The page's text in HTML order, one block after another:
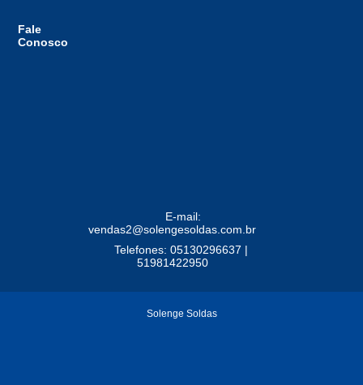
Fale
Conosco
E-mail:
vendas2@solengesoldas.com.br
Telefones: 05130296637 |
51981422950
Solenge Soldas